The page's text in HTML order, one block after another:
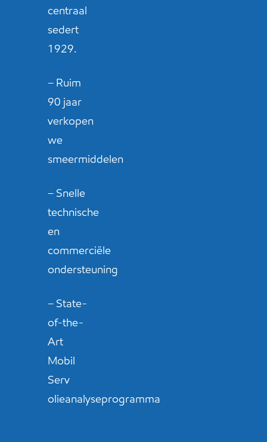
centraal
sedert
1929.
– Ruim
90 jaar
verkopen
we
smeermiddelen
– Snelle
technische
en
commerciële
ondersteuning
– State-
of-the-
Art
Mobil
Serv
olieanalyseprogramma